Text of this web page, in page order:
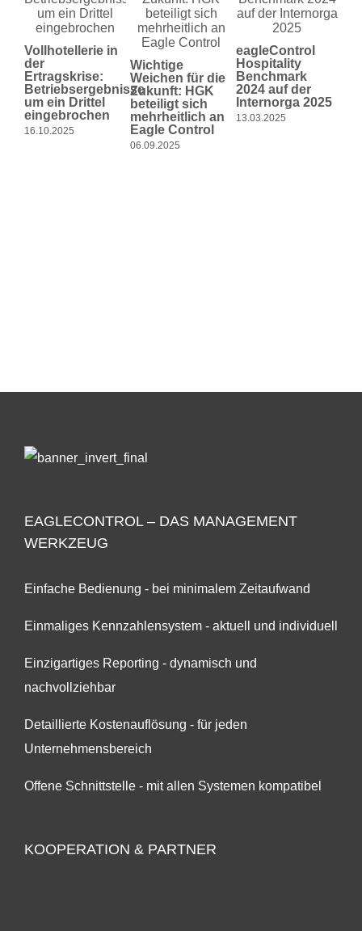
Vollhotellerie in
der
Ertragskrise:
Betriebsergebnisse
um ein Drittel
eingebrochen
16.10.2025
Wichtige
Weichen für die
Zukunft: HGK
beteiligt sich
mehrheitlich an
Eagle Control
06.09.2025
eagleControl
Hospitality
Benchmark
2024 auf der
Internorga 2025
13.03.2025
EAGLECONTROL – DAS MANAGEMENT
WERKZEUG
Einfache Bedienung - bei minimalem Zeitaufwand
Einmaliges Kennzahlensystem - aktuell und individuell
Einzigartiges Reporting - dynamisch und
nachvollziehbar
Detaillierte Kostenauflösung - für jeden
Unternehmensbereich
Offene Schnittstelle - mit allen Systemen kompatibel
KOOPERATION & PARTNER